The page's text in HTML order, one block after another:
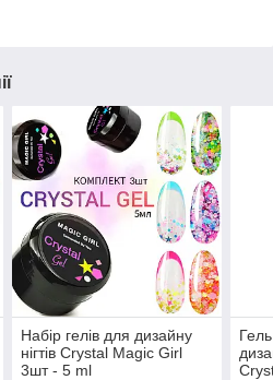
Набір гелів для дизайну
нігтів Crystal Magic Girl
3шт - 5 ml